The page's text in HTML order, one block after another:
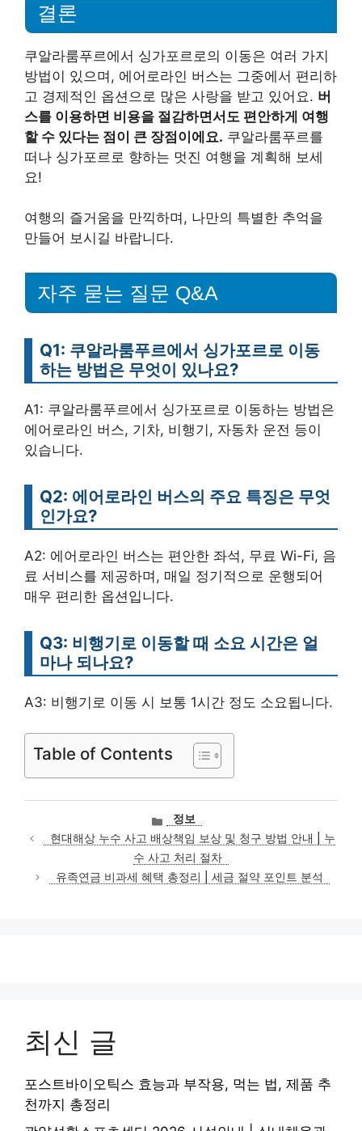
결론
쿠알라룸푸르에서 싱가포르로의 이동은 여러 가지
방법이 있으며, 에어로라인 버스는 그중에서 편리하
고 경제적인 옵션으로 많은 사랑을 받고 있어요. 버
스를 이용하면 비용을 절감하면서도 편안하게 여행
할 수 있다는 점이 큰 장점이에요. 쿠알라룸푸르를
떠나 싱가포르로 향하는 멋진 여행을 계획해 보세
요!
여행의 즐거움을 만끽하며, 나만의 특별한 추억을
만들어 보시길 바랍니다.
자주 묻는 질문 Q&A
Q1: 쿠알라룸푸르에서 싱가포르로 이동
하는 방법은 무엇이 있나요?
A1: 쿠알라룸푸르에서 싱가포르로 이동하는 방법은
에어로라인 버스, 기차, 비행기, 자동차 운전 등이
있습니다.
Q2: 에어로라인 버스의 주요 특징은 무엇
인가요?
A2: 에어로라인 버스는 편안한 좌석, 무료 Wi-Fi, 음
료 서비스를 제공하며, 매일 정기적으로 운행되어
매우 편리한 옵션입니다.
Q3: 비행기로 이동할 때 소요 시간은 얼
마나 되나요?
A3: 비행기로 이동 시 보통 1시간 정도 소요됩니다.
Table of Contents
카
테
고
리
정보
현대해상 누수 사고 배상책임 보상 및 청구 방법 안내 | 누
수 사고 처리 절차
유족연금 비과세 혜택 총정리 | 세금 절약 포인트 분석
최신 글
포스트바이오틱스 효능과 부작용, 먹는 법, 제품 추
천까지 총정리